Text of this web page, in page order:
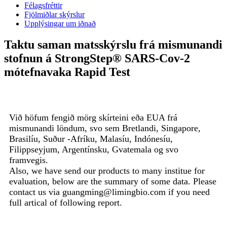
Félagsfréttir
Fjölmiðlar skýrslur
Upplýsingar um iðnað
Taktu saman matsskýrslu frá mismunandi
stofnun á StrongStep® SARS-Cov-2
mótefnavaka Rapid Test
Við höfum fengið mörg skírteini eða EUA frá
mismunandi löndum, svo sem Bretlandi, Singapore,
Brasilíu, Suður -Afríku, Malasíu, Indónesíu,
Filippseyjum, Argentínsku, Gvatemala og svo
framvegis.
Also, we have send our products to many institue for
evaluation, below are the summary of some data. Please
contact us via guangming@limingbio.com if you need
full artical of following report.